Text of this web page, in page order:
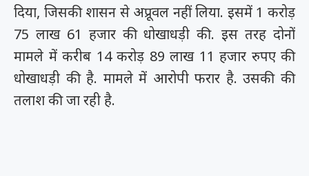
दिया, जिसकी शासन से अप्रूवल नहीं लिया. इसमें 1 करोड़
75 लाख 61 हजार की धोखाधड़ी की. इस तरह दोनों
मामले में करीब 14 करोड़ 89 लाख 11 हजार रुपए की
धोखाधड़ी की है. मामले में आरोपी फरार है. उसकी की
तलाश की जा रही है.